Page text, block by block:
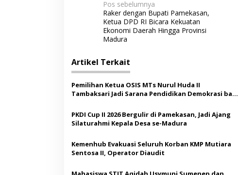
N
a
v
i
g
a
s
i
p
o
s
Pos sebelumnya
Raker dengan Bupati Pamekasan,
Ketua DPD RI Bicara Kekuatan
Ekonomi Daerah Hingga Provinsi
Madura
Artikel Terkait
Pemilihan Ketua OSIS MTs Nurul Huda II
Tambaksari Jadi Sarana Pendidikan Demokrasi bagi
PKDI Cup II 2026 Bergulir di Pamekasan, Jadi Ajang
Silaturahmi Kepala Desa se-Madura
Kemenhub Evakuasi Seluruh Korban KMP Mutiara
Sentosa II, Operator Diaudit